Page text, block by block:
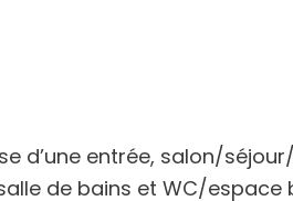
d’une entrée, salon/
de bains et WC/espace